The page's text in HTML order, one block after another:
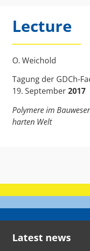
Lecture
O. Weichold
Tagung der GDCh-
19. September2017
Polymere im
harten Welt
Latest news